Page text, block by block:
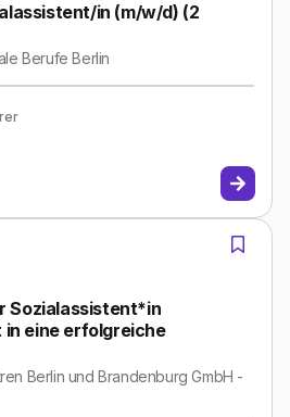
in (m/w/d) (2
Berufe Berlin
Sozialassistent*in
in eine erfolgreiche
Berlin und Brandenburg GmbH -